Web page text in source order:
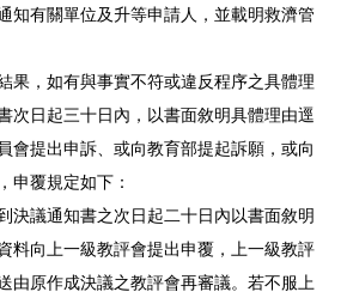
知有關單位及升等申請人，並載明救濟管
果，如有與事實不符或違反程序之具體理
次日起三十日內，以書面敘明具體理由逕
會提出申訴、或向教育部提起訴願，或向
申覆規定如下：
決議通知書之次日起二十日內以書面敘明
料向上一級教評會提出申覆，上一級教評
由原作成決議之教評會再審議。若不服上